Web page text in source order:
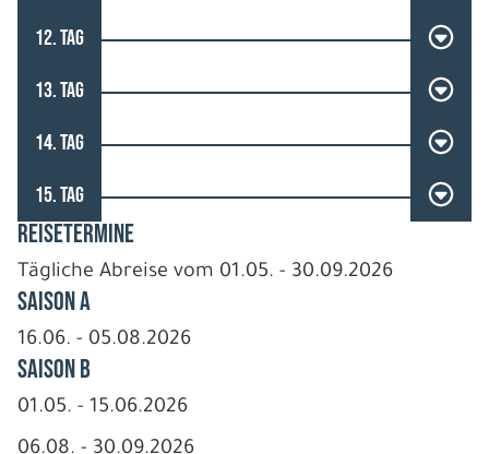
12. TAG
13. TAG
14. TAG
15. TAG
REISETERMINE
Tägliche Abreise vom 01.05. - 30.09.2026
Saison A
16.06. - 05.08.2026
Saison B
01.05. - 15.06.2026
06.08. - 30.09.2026